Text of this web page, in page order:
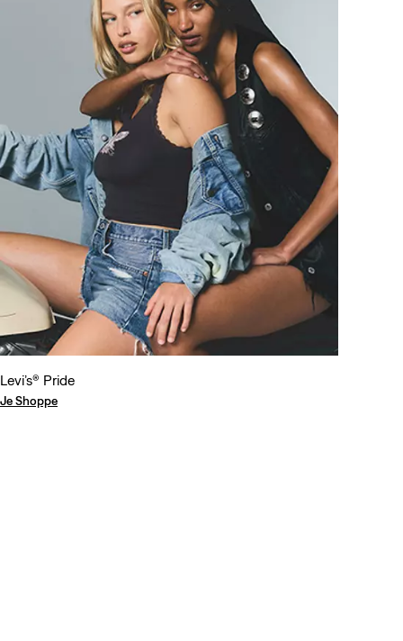
Levi’s® Pride
Je Shoppe